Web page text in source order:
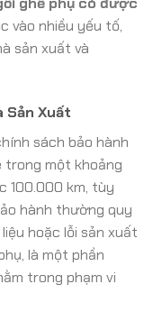
vào nhiều yếu tố,
sản xuất và
Sản Xuất
sách bảo hành
trong một khoảng
100.000 km, tùy
hành thường quy
hoặc lỗi sản xuất
là một phần
trong phạm vi